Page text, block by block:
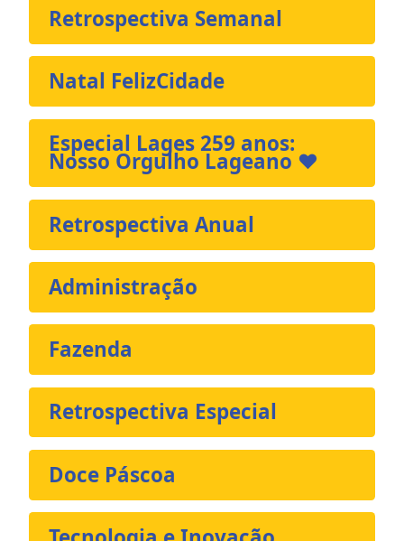
Retrospectiva Semanal
Natal FelizCidade
Especial Lages 259 anos:
Nosso Orgulho Lageano ❤️
Retrospectiva Anual
Administração
Fazenda
Retrospectiva Especial
Doce Páscoa